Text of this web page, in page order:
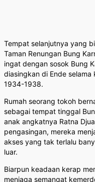
Tempat selanjutnya yang
Taman Renungan Bung
ingat dengan sosok Bung
diasingkan di Ende
1934-1938.
Rumah seorang tokoh
sebagai tempat tinggal
anak angkatnya Ratna
pengasingan, mereka
akses yang tak terlalu
luar.
Biarpun keadaan kerap
menjaga semangat